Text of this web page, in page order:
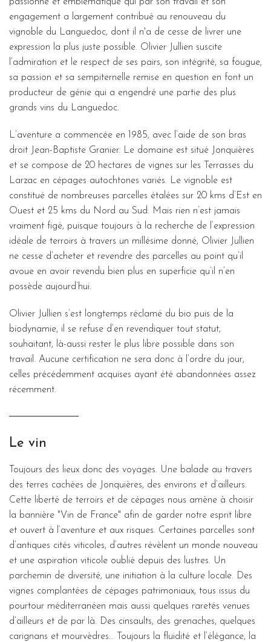
engagement a largement contribué au renouveau du
vignoble du Languedoc, dont il n'a de cesse de livrer une
expression la plus juste possible. Olivier Jullien suscite
l’admiration et le respect de ses pairs, son intégrité, sa fougue,
sa passion et sa sempiternelle remise en question en font un
producteur de génie qui a engendré une partie des plus
grands vins du Languedoc.
L’aventure a commencée en 1985, avec l’aide de son bras
droit Jean-Baptiste Granier. Le domaine est situé Jonquières
et se compose de 20 hectares de vignes sur les Terrasses du
Larzac en cépages autochtones variés. Le vignoble est
constitué de nombreuses parcelles étalées sur 20 kms d’Est en
Ouest et 25 kms du Nord au Sud. Mais rien n’est jamais
vraiment figé, puisque toujours à la recherche de l’expression
idéale de terroirs à travers un millésime donné, Olivier Jullien
ne cesse d’acheter et revendre des parcelles au point qu’il
avoue en avoir revendu bien plus en superficie qu’il n’en
possède aujourd’hui.
Olivier Jullien s’est longtemps réclamé du bio puis de la
biodynamie, il se refuse d’en revendiquer tout statut,
souhaitant, là-aussi rester le plus libre possible dans son
travail. Aucune certification ne sera donc à l’ordre du jour,
celles précédemment acquises ayant été abandonnées assez
récemment.
Le vin
Toujours des lieux donc des voyages. Une balade au travers
des terres cachées de Jonquières, des environs et d’ailleurs.
Cette liberté de terroirs et de cépages nous amène à choisir
la bannière "Vin de France" afin de garder notre esprit libre
et ouvert à l’aventure et aux risques. Certaines parcelles sont
d’antiques cités viticoles, d’autres révèlent un monde nouveau
et une aspiration viticole oublié depuis des lustres. Un
parchemin de diversité, une initiation à la culture locale. Des
vignes complantées de cépages patrimoniaux, tous issus du
pourtour méditerranéen mais aussi quelques raretés venues
d’ailleurs et de par là. Des cinsaults, des grenaches, quelques
carignans et mourvèdres… Toujours la fluidité et l’élégance, la